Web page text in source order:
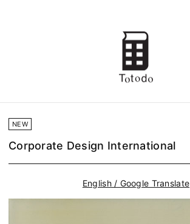
NEW
Corporate Design International
English / Google Translate